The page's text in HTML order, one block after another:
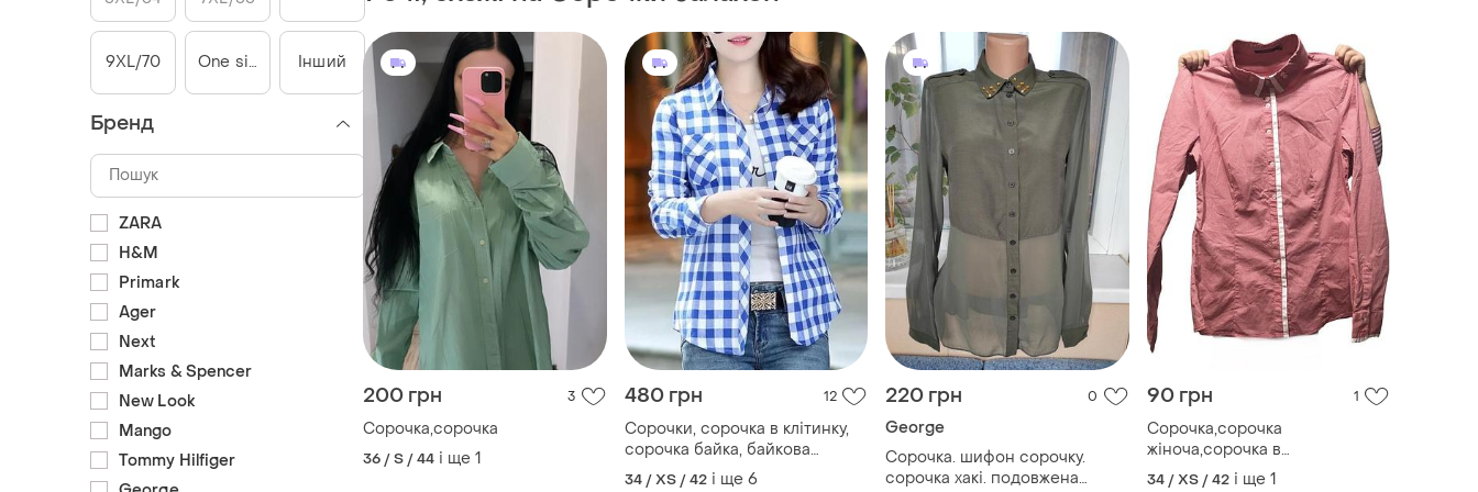
200 грн 3
Сорочка,сорочка
36 / S / 44 і ще 1
480 грн 12
Сорочки, сорочка в клітинку,
сорочка байка, байкова
сорочка, тепла сорочка
34 / XS / 42 і ще 6
220 грн 0
George
Сорочка. шифон сорочку.
сорочка хакі. подовжена
90 грн 1
Сорочка,сорочка
жіноча,сорочка в
клітку,сорочка червона
34 / XS / 42 і ще 1
9XL/70 One size Інший
Бренд
ZARA
H&M
Primark
Ager
Next
Marks & Spencer
New Look
Mango
Tommy Hilfiger